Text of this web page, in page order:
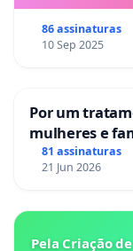
86 assinaturas
10 Sep 2025
Por um
mulheres e
gestacional
81 assinaturas
21 Jun 2026
Pela Criação